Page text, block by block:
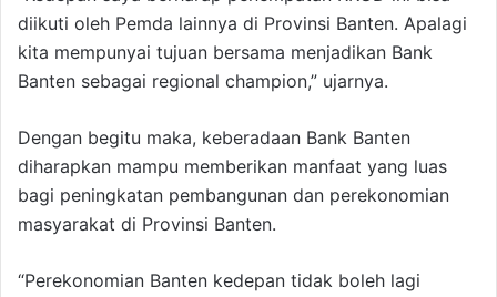
diikuti oleh Pemda lainnya di Provinsi Banten. Apalagi
kita mempunyai tujuan bersama menjadikan Bank
Banten sebagai regional champion,” ujarnya.
Dengan begitu maka, keberadaan Bank Banten
diharapkan mampu memberikan manfaat yang luas
bagi peningkatan pembangunan dan perekonomian
masyarakat di Provinsi Banten.
“Perekonomian Banten kedepan tidak boleh lagi